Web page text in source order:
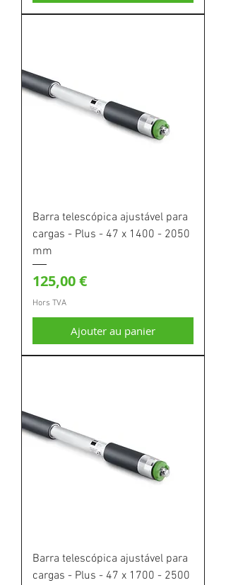
Barra telescópica ajustável para
cargas - Plus - 47 x 1400 - 2050
mm
Prix
125,00 €
Hors TVA
Ajouter au panier
Barra telescópica ajustável para
cargas - Plus - 47 x 1700 - 2500